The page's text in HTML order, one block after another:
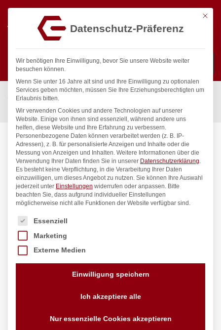
Suchen
Start / Gastronomiebedarf & Gastro Geräte für Profis
Küchenartikel
Messer Filetiermesser, HENDI, Gelb, (L)300mm
Mit
Datenschutz-Präferenz
Wir benötigen Ihre Einwilligung, bevor Sie unsere Website weiter
besuchen können.
Wenn Sie unter 16 Jahre alt sind und Ihre Einwilligung zu optionalen
Services geben möchten, müssen Sie Ihre Erziehungsberechtigten um
Erlaubnis bitten.
Wir verwenden Cookies und andere Technologien auf unserer
Website. Einige von ihnen sind essenziell, während andere uns
helfen, diese Website und Ihre Erfahrung zu verbessern.
Personenbezogene Daten können verarbeitet werden (z. B. IP-
Adressen), z. B. für personalisierte Anzeigen und Inhalte oder die
Messung von Anzeigen und Inhalten. Weitere Informationen über die
Verwendung Ihrer Daten finden Sie in unserer Datenschutzerklärung.
Es besteht keine Verpflichtung, in die Verarbeitung Ihrer Daten
einzuwilligen, um dieses Angebot zu nutzen. Sie können Ihre Auswahl
jederzeit unter Einstellungen widerrufen oder anpassen. Bitte
beachten Sie, dass aufgrund individueller Einstellungen
möglicherweise nicht alle Funktionen der Website verfügbar sind.
Es folgt eine Liste der Service-Gruppen, für die eine
Essenziell
Marketing
Externe Medien
Einwilligung speichern
Ich akzeptiere alle
Nur essenzielle Cookies akzeptieren